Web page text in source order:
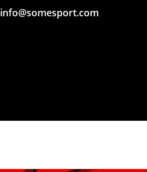
info@somesport.com